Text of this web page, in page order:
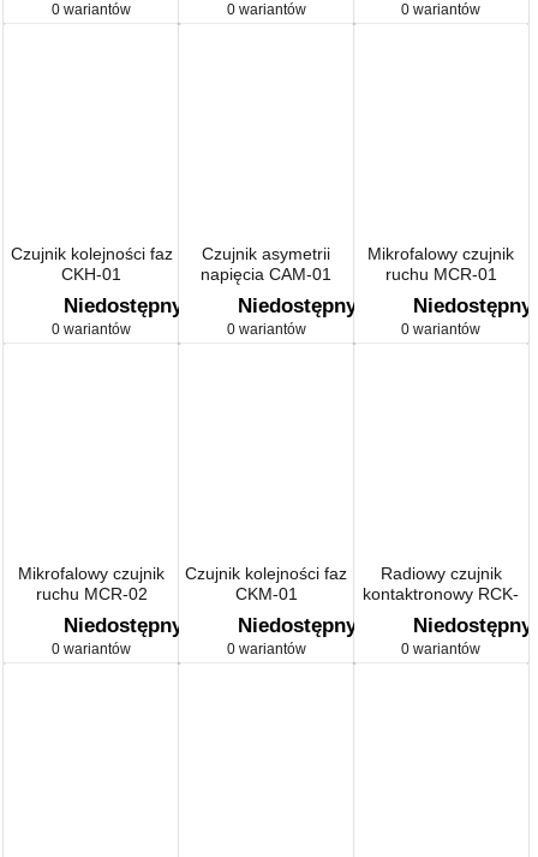
0 wariantów 0 wariantów 0 wariantów
Czujnik kolejności faz
CKH-01
Niedostępny
0 wariantów
Czujnik asymetrii
napięcia CAM-01
Niedostępny
0 wariantów
Mikrofalowy czujnik
ruchu MCR-01
Niedostępny
0 wariantów
Mikrofalowy czujnik
ruchu MCR-02
Niedostępny
0 wariantów
Czujnik kolejności faz
CKM-01
Niedostępny
0 wariantów
Radiowy czujnik
kontaktronowy RCK-
01
Niedostępny
0 wariantów